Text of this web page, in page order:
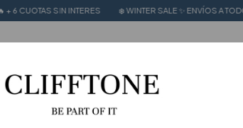
SIN INTERES ❄️ WINTER SALE ✨ ENVÍOS A TODO EL